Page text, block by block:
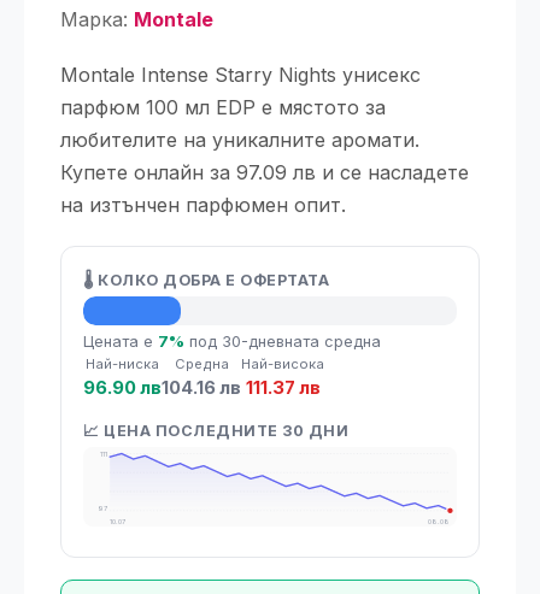
Марка: Montale
Montale Intense Starry Nights унисекс
парфюм 100 мл EDP е мястото за
любителите на уникалните аромати.
Купете онлайн за 97.09 лв и се насладете
на изтънчен парфюмен опит.
🌡️ КОЛКО ДОБРА Е ОФЕРТАТА
💡 Средна цена
Цената е 7% под 30-дневната средна
Най-ниска
96.90 лв
Средна
104.16 лв
Най-висока
111.37 лв
📈 ЦЕНА ПОСЛЕДНИТЕ 30 ДНИ
111
97
10.07
08.08